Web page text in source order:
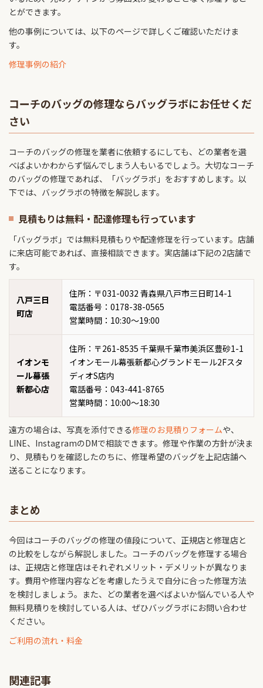
とができます。
他の事例については、以下のページで詳しくご確認いただけま
す。
修理事例の紹介
コーチのバッグの修理ならバッグラボにお任せくだ
さい
コーチのバッグの修理を業者に依頼するにしても、どの業者を選
べばよいかわからず悩んでしまう人もいるでしょう。大切なコーチ
のバッグの修理であれば、「バッグラボ」をおすすめします。以
下では、バッグラボの特徴を解説します。
見積もりは無料・配達修理も行っています
「バッグラボ」では無料見積もりや配達修理を行っています。店舗
に来店可能であれば、直接相談できます。実店舗は下記の2店舗で
す。
八戸三日
町店
住所：〒031-0032 青森県八戸市三日町14-1
電話番号：0178-38-0565
営業時間：10:30〜19:00
イオンモ
ール幕張
新都心店
住所：〒261-8535 千葉県千葉市美浜区豊砂1-1
イオンモール幕張新都心グランドモール2Fスタ
ディオS店内
電話番号：043-441-8765
営業時間：10:00～18:30
遠方の場合は、写真を添付できる修理のお見積りフォームや、
LINE、InstagramのDMで相談できます。修理や作業の方針が決ま
り、見積もりを確認したのちに、修理希望のバッグを上記店舗へ
送ることになります。
まとめ
今回はコーチのバッグの修理の値段について、正規店と修理店と
の比較をしながら解説しました。コーチのバッグを修理する場合
は、正規店と修理店はそれぞれメリット・デメリットが異なりま
す。費用や修理内容などを考慮したうえで自分に合った修理方法
を検討しましょう。また、どの業者を選べばよいか悩んでいる人や
無料見積りを検討している人は、ぜひバッグラボにお問い合わせ
ください。
ご利用の流れ・料金
関連記事